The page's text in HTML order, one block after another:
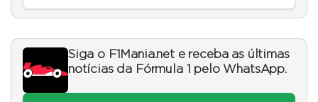
Siga o F1Mania.net e receba as últimas
notícias da Fórmula 1 pelo WhatsApp.